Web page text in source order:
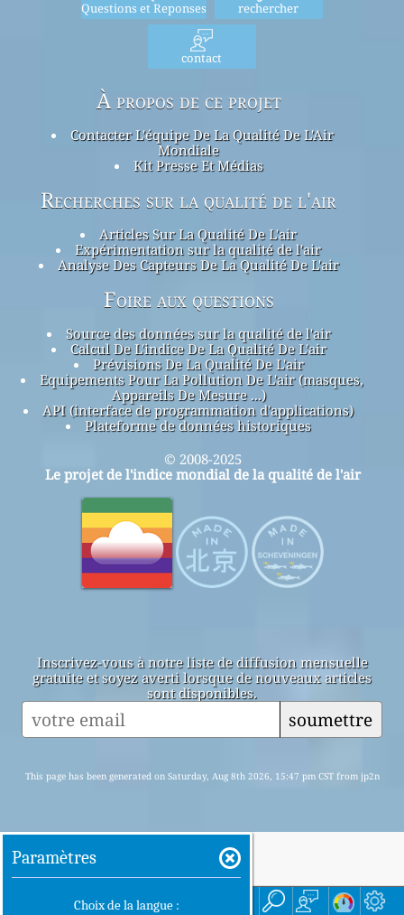
accueil ici
Questions et Reponses rechercher
contact
À propos de ce projet
Contacter L'équipe De La Qualité De L'Air
Mondiale
Kit Presse Et Médias
Recherches sur la qualité de l'air
Articles Sur La Qualité De L'air
Expérimentation sur la qualité de l'air
Analyse Des Capteurs De La Qualité De L'air
Foire aux questions
Source des données sur la qualité de l'air
Calcul De L'indice De La Qualité De L'air
Prévisions De La Qualité De L'air
Equipements Pour La Pollution De L'air (masques,
Appareils De Mesure ...)
API (interface de programmation d'applications)
Plateforme de données historiques
© 2008-2025
Le projet de l'indice mondial de la qualité de l'air
Inscrivez-vous à notre liste de diffusion mensuelle
gratuite et soyez averti lorsque de nouveaux articles
sont disponibles.
soumettre
This page has been generated on Saturday, Aug 8th 2026, 15:47 pm CST from jp2n
Paramètres
Choix de la langue :